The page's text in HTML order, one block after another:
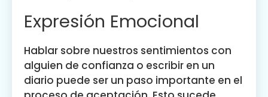
Expresión Emocional
Hablar sobre nuestros sentimientos con
alguien de confianza o escribir en un
diario puede ser un paso importante en el